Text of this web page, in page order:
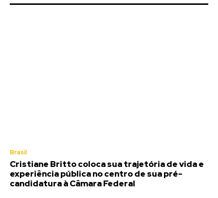
Brasil
Cristiane Britto coloca sua trajetória de vida e
experiência pública no centro de sua pré-
candidatura à Câmara Federal